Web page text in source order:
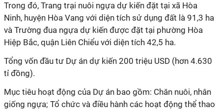
Trong đó, Trang trại nuôi ngựa dự kiến đặt tại xã Hòa
Ninh, huyện Hòa Vang với diện tích sử dụng đất là 91,3 ha
và Trường đua ngựa dự kiến được đặt tại phường Hòa
Hiệp Bắc, quận Liên Chiểu với diện tích 42,5 ha.
Tổng vốn đầu tư Dự án dự kiến 200 triệu USD (hơn 4.630
tỉ đồng).
Mục tiêu hoạt động của Dự án bao gồm: Chăn nuôi, nhân
giống ngựa; Tổ chức và điều hành các hoạt động thể thao